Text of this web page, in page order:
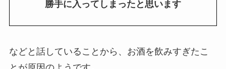
勝手に入ってしまったと思います
などと話していることから、お酒を飲みすぎたこ